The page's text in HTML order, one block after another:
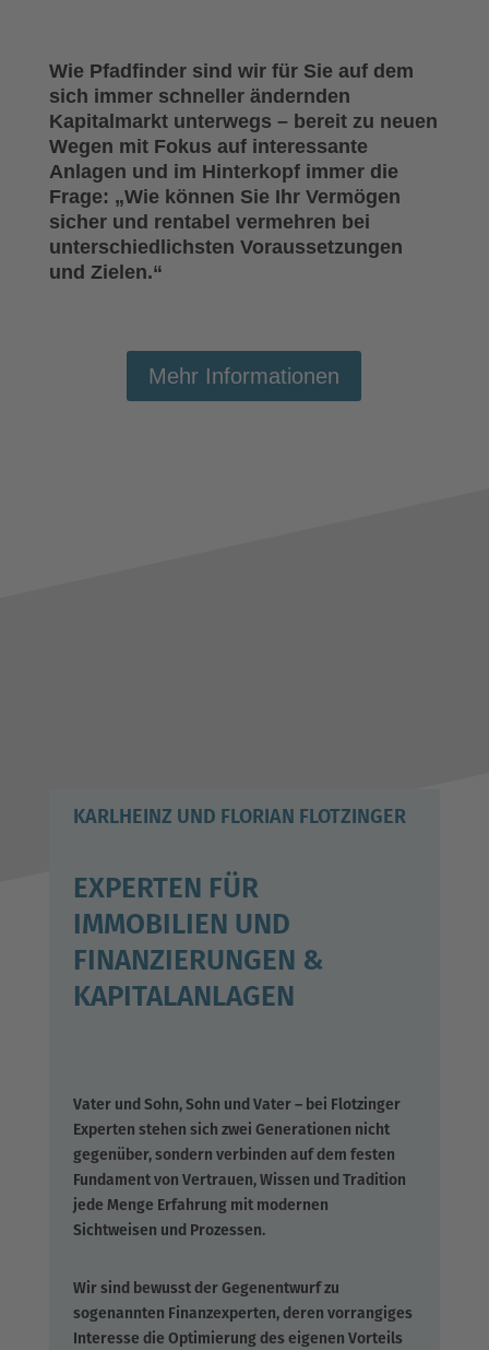
Wie Pfadfinder sind wir für Sie auf dem
sich immer schneller ändernden
Kapitalmarkt unterwegs – bereit zu neuen
Wegen mit Fokus auf interessante
Anlagen und im Hinterkopf immer die
Frage: „Wie können Sie Ihr Vermögen
sicher und rentabel vermehren bei
unterschiedlichsten Voraussetzungen
und Zielen.“
Mehr Informationen
KARLHEINZ UND FLORIAN FLOTZINGER
EXPERTEN FÜR
IMMOBILIEN UND
FINANZIERUNGEN &
KAPITALANLAGEN
Vater und Sohn, Sohn und Vater – bei Flotzinger
Experten stehen sich zwei Generationen nicht
gegenüber, sondern verbinden auf dem festen
Fundament von Vertrauen, Wissen und Tradition
jede Menge Erfahrung mit modernen
Sichtweisen und Prozessen.
Wir sind bewusst der Gegenentwurf zu
sogenannten Finanzexperten, deren vorrangiges
Interesse die Optimierung des eigenen Vorteils
UNSERE LEISTUNGEN